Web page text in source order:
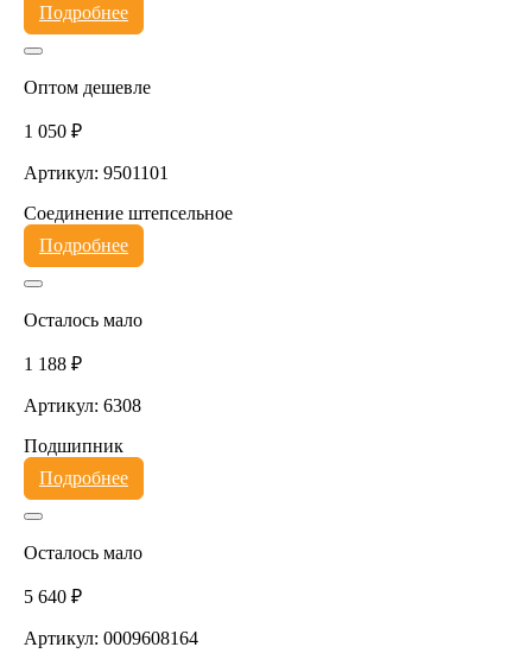
Подробнее
Оптом дешевле
1 050 ₽
Артикул: 9501101
Соединение штепсельное
Подробнее
Осталось мало
1 188 ₽
Артикул: 6308
Подшипник
Подробнее
Осталось мало
5 640 ₽
Артикул: 0009608164